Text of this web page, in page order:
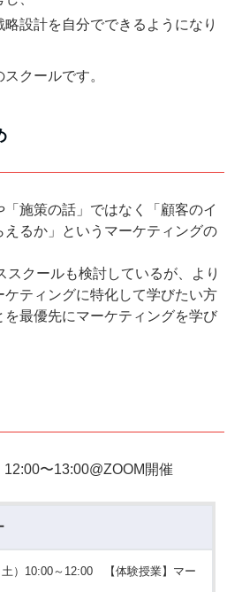
略設計を自分でできるようになり
クールです。
「施策の話」ではなく「顧客のイ
えるか」というマーケティングの
スクールも検討しているが、より
ティングに特化して学びたい方
最優先にマーケティングを学び
〜13:00@ZOOM開催
土）10:00～12:00 【体験授業】マー